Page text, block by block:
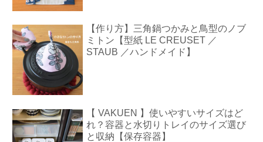
【作り方】三角鍋つかみと鳥型のノブ
ミトン【型紙 LE CREUSET ／
STAUB ／ハンドメイド】
【 VAKUEN 】使いやすいサイズはど
れ？容器と水切りトレイのサイズ選び
と収納【保存容器】